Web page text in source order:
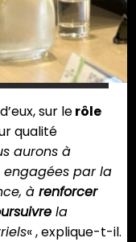
sur lerôle
qualité
aurons à
par la
à renforcer
la
« , explique-t-il.